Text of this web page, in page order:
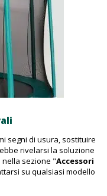
segni di usura, sostituire
rivelarsi la soluzione
nella sezione "Accessori
su qualsiasi modello